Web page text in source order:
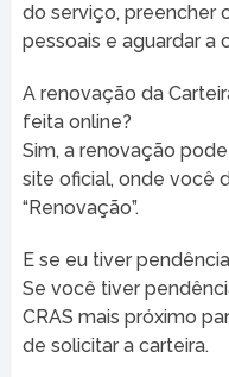
do serviço, preencher
pessoais e aguardar a
A renovação da
feita online?
Sim, a renovação
site oficial, onde você
“Renovação”.
E se eu tiver
Se você tiver
CRAS mais próximo
de solicitar a carteira.